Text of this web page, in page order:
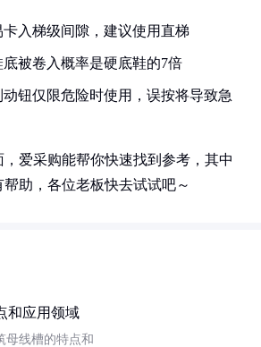
入梯级间隙，建议使用直梯
被卷入概率是硬底鞋的7倍
钮仅限危险时使用，误按将导致急
爱采购能帮你快速找到参考，其中
助，各位老板快去试试吧～
和应用领域
母线槽的特点和